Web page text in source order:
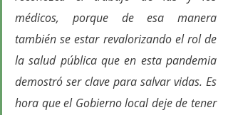
médicos, porque de esa manera
también se estar revalorizando el rol de
la salud pública que en esta pandemia
demostró ser clave para salvar vidas. Es
hora que el Gobierno local deje de tener